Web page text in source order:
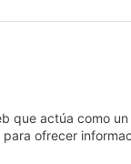
que actúa como
ofrecer